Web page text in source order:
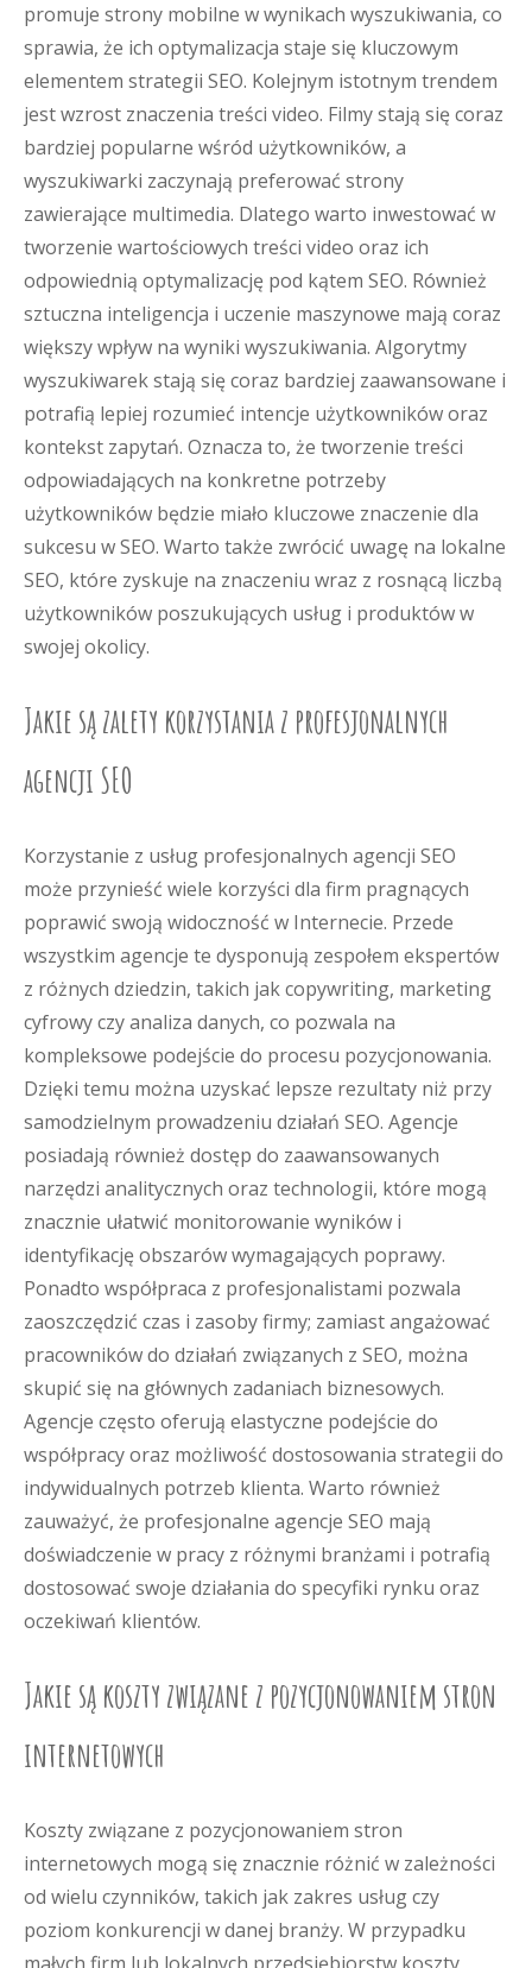
promuje strony mobilne w wynikach wyszukiwania, co
sprawia, że ich optymalizacja staje się kluczowym
elementem strategii SEO. Kolejnym istotnym trendem
jest wzrost znaczenia treści video. Filmy stają się coraz
bardziej popularne wśród użytkowników, a
wyszukiwarki zaczynają preferować strony
zawierające multimedia. Dlatego warto inwestować w
tworzenie wartościowych treści video oraz ich
odpowiednią optymalizację pod kątem SEO. Również
sztuczna inteligencja i uczenie maszynowe mają coraz
większy wpływ na wyniki wyszukiwania. Algorytmy
wyszukiwarek stają się coraz bardziej zaawansowane i
potrafią lepiej rozumieć intencje użytkowników oraz
kontekst zapytań. Oznacza to, że tworzenie treści
odpowiadających na konkretne potrzeby
użytkowników będzie miało kluczowe znaczenie dla
sukcesu w SEO. Warto także zwrócić uwagę na lokalne
SEO, które zyskuje na znaczeniu wraz z rosnącą liczbą
użytkowników poszukujących usług i produktów w
swojej okolicy.
Jakie są zalety korzystania z profesjonalnych
agencji SEO
Korzystanie z usług profesjonalnych agencji SEO
może przynieść wiele korzyści dla firm pragnących
poprawić swoją widoczność w Internecie. Przede
wszystkim agencje te dysponują zespołem ekspertów
z różnych dziedzin, takich jak copywriting, marketing
cyfrowy czy analiza danych, co pozwala na
kompleksowe podejście do procesu pozycjonowania.
Dzięki temu można uzyskać lepsze rezultaty niż przy
samodzielnym prowadzeniu działań SEO. Agencje
posiadają również dostęp do zaawansowanych
narzędzi analitycznych oraz technologii, które mogą
znacznie ułatwić monitorowanie wyników i
identyfikację obszarów wymagających poprawy.
Ponadto współpraca z profesjonalistami pozwala
zaoszczędzić czas i zasoby firmy; zamiast angażować
pracowników do działań związanych z SEO, można
skupić się na głównych zadaniach biznesowych.
Agencje często oferują elastyczne podejście do
współpracy oraz możliwość dostosowania strategii do
indywidualnych potrzeb klienta. Warto również
zauważyć, że profesjonalne agencje SEO mają
doświadczenie w pracy z różnymi branżami i potrafią
dostosować swoje działania do specyfiki rynku oraz
oczekiwań klientów.
Jakie są koszty związane z pozycjonowaniem stron
internetowych
Koszty związane z pozycjonowaniem stron
internetowych mogą się znacznie różnić w zależności
od wielu czynników, takich jak zakres usług czy
poziom konkurencji w danej branży. W przypadku